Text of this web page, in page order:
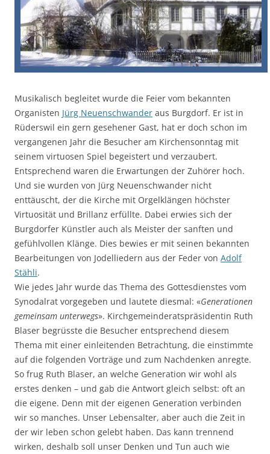
Musikalisch begleitet wurde die Feier vom bekannten
Organisten Jürg Neuenschwander aus Burgdorf. Er ist in
Rüderswil ein gern gesehener Gast, hat er doch schon im
vergangenen Jahr die Besucher am Kirchensonntag mit
seinem virtuosen Spiel begeistert und verzaubert.
Entsprechend waren die Erwartungen der Zuhörer hoch.
Und sie wurden von Jürg Neuenschwander nicht
enttäuscht, der die Kirche mit Orgelklängen höchster
Virtuosität und Brillanz erfüllte. Dabei erwies sich der
Burgdorfer Künstler auch als Meister der sanften und
gefühlvollen Klänge. Dies bewies er mit seinen bekannten
Bearbeitungen von Jodelliedern aus der Feder von Adolf
Stähli.
Wie jedes Jahr wurde das Thema des Gottesdienstes vom
Synodalrat vorgegeben und lautete diesmal: «Generationen
gemeinsam unterwegs». Kirchgemeinderatspräsidentin Ruth
Blaser begrüsste die Besucher entsprechend diesem
Thema mit einer einleitenden Betrachtung, die einstimmte
auf die folgenden Vorträge und zum Nachdenken anregte.
So frug Ruth Blaser, an welche Generation wir wohl als
erstes denken – und gab die Antwort gleich selbst: oft an
die eigene. Denn mit der eigenen Generation verbinden
wir so manches. Unser Lebensalter, aber auch die Zeit in
der wir leben schon gelebt haben. Das kann trennend
wirken, deshalb soll unser Denken und Tun auch wie